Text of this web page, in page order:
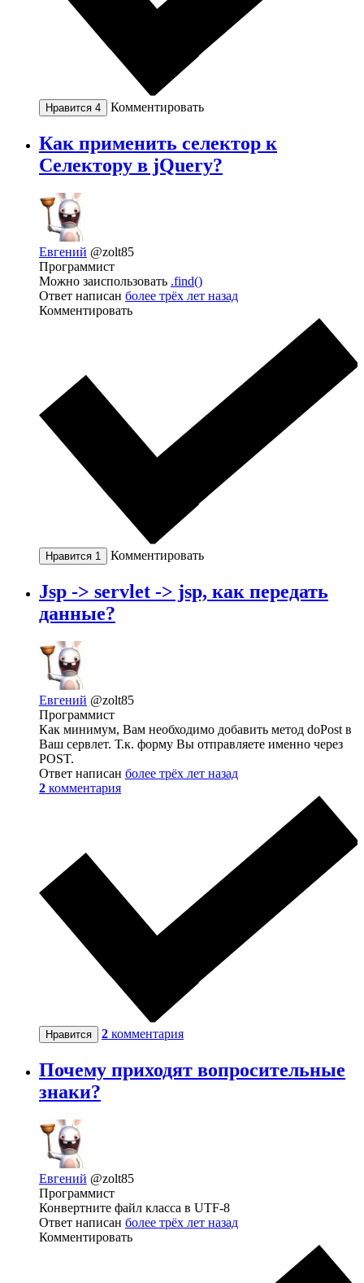
Нравится 4 Комментировать
Как применить селектор к
Селектору в jQuery?
Евгений @zolt85
Программист
Можно заиспользовать .find()
Ответ написан более трёх лет назад
Комментировать
Нравится 1 Комментировать
Jsp -> servlet -> jsp, как передать
данные?
Евгений @zolt85
Программист
Как минимум, Вам необходимо добавить метод doPost в
Ваш сервлет. Т.к. форму Вы отправляете именно через
POST.
Ответ написан более трёх лет назад
2 комментария
Нравится 2 комментария
Почему приходят вопросительные
знаки?
Евгений @zolt85
Программист
Конвертните файл класса в UTF-8
Ответ написан более трёх лет назад
Комментировать